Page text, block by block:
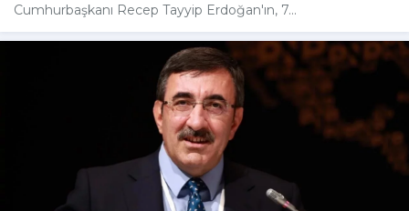
Cumhurbaşkanı Recep Tayyip Erdoğan'ın, 7...